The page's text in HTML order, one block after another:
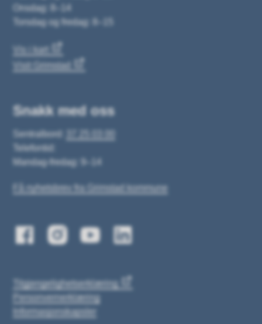
Onsdag: 8–14
Torsdag og fredag: 8–15
Vis i kart
Visit Grimstad
Snakk med oss
Sentralbord:
Telefontid:
Mandag-fredag: 9–14
Få nyhetsbrev fra Grimstad kommune
Tilgjengelighetserklæring
Personvernerklæring
Informasjonskapsler